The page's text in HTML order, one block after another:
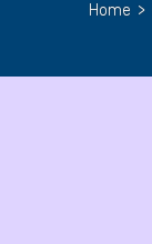
Home >